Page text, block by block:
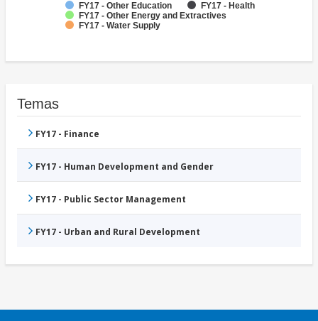
FY17 - Other Education
FY17 - Health
FY17 - Other Energy and Extractives
FY17 - Water Supply
Temas
FY17 - Finance
FY17 - Human Development and Gender
FY17 - Public Sector Management
FY17 - Urban and Rural Development